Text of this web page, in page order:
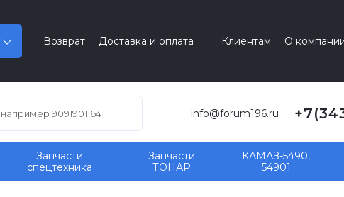
Возврат Доставка и оплата Клиентам О
info@forum196.ru
Запчасти
спецтехника
Запчасти
ТОНАР
КАМАЗ-5490,
54901